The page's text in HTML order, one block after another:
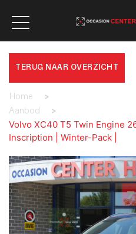
TERUG NAAR OVERZICHT
Home
>
Aanbod
>
Volvo XC40 T5 Twin Engine
Inscription | Winter-Pack |